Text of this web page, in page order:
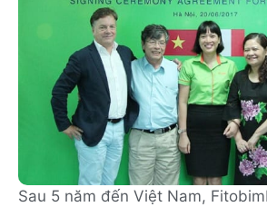
Sau 5 năm đến Việt Nam,